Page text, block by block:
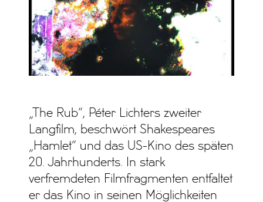
„The Rub“, Péter Lichters zweiter
Langfilm, beschwört Shakespeares
„Hamlet“ und das US-Kino des späten
20. Jahrhunderts. In stark
verfremdeten Filmfragmenten entfaltet
er das Kino in seinen Möglichkeiten